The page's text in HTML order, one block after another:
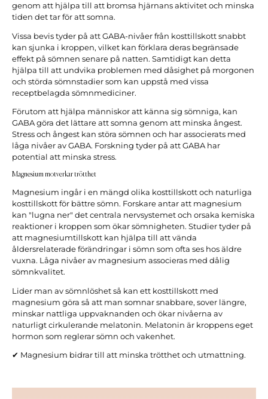
genom att hjälpa till att bromsa hjärnans aktivitet och minska
tiden det tar för att somna.
Vissa bevis tyder på att GABA-nivåer från kosttillskott snabbt
kan sjunka i kroppen, vilket kan förklara deras begränsade
effekt på sömnen senare på natten. Samtidigt kan detta
hjälpa till att undvika problemen med dåsighet på morgonen
och störda sömnstadier som kan uppstå med vissa
receptbelagda sömnmediciner.
Förutom att hjälpa människor att känna sig sömniga, kan
GABA göra det lättare att somna genom att minska ångest.
Stress och ångest kan störa sömnen och har associerats med
låga nivåer av GABA. Forskning tyder på att GABA har
potential att minska stress.
Magnesium motverkar trötthet
Magnesium ingår i en mängd olika kosttillskott och naturliga
kosttillskott för bättre sömn. Forskare antar att magnesium
kan "lugna ner" det centrala nervsystemet och orsaka kemiska
reaktioner i kroppen som ökar sömnigheten. Studier tyder på
att magnesiumtillskott kan hjälpa till att vända
åldersrelaterade förändringar i sömn som ofta ses hos äldre
vuxna. Låga nivåer av magnesium associeras med dålig
sömnkvalitet.
Lider man av sömnlöshet så kan ett kosttillskott med
magnesium göra så att man somnar snabbare, sover längre,
minskar nattliga uppvaknanden och ökar nivåerna av
naturligt cirkulerande melatonin. Melatonin är kroppens eget
hormon som reglerar sömn och vakenhet.
✔ Magnesium bidrar till att minska trötthet och utmattning.